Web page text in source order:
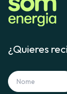
¿Quieres